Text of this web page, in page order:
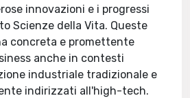
innovazioni e i progressi
Scienze della Vita. Queste
concreta e promettente
anche in contesti
industriale tradizionale e
indirizzati all'high-tech.